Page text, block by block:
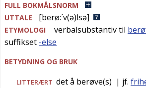
FULL BOKMÅLSNORM
UTTALE
[berø:´v(ə)lsə]
ETYMOLOGI verbalsubstantiv til
suffikset -else
BETYDNING OG BRUK
LITTERÆRT det å berøve(s) | jf.